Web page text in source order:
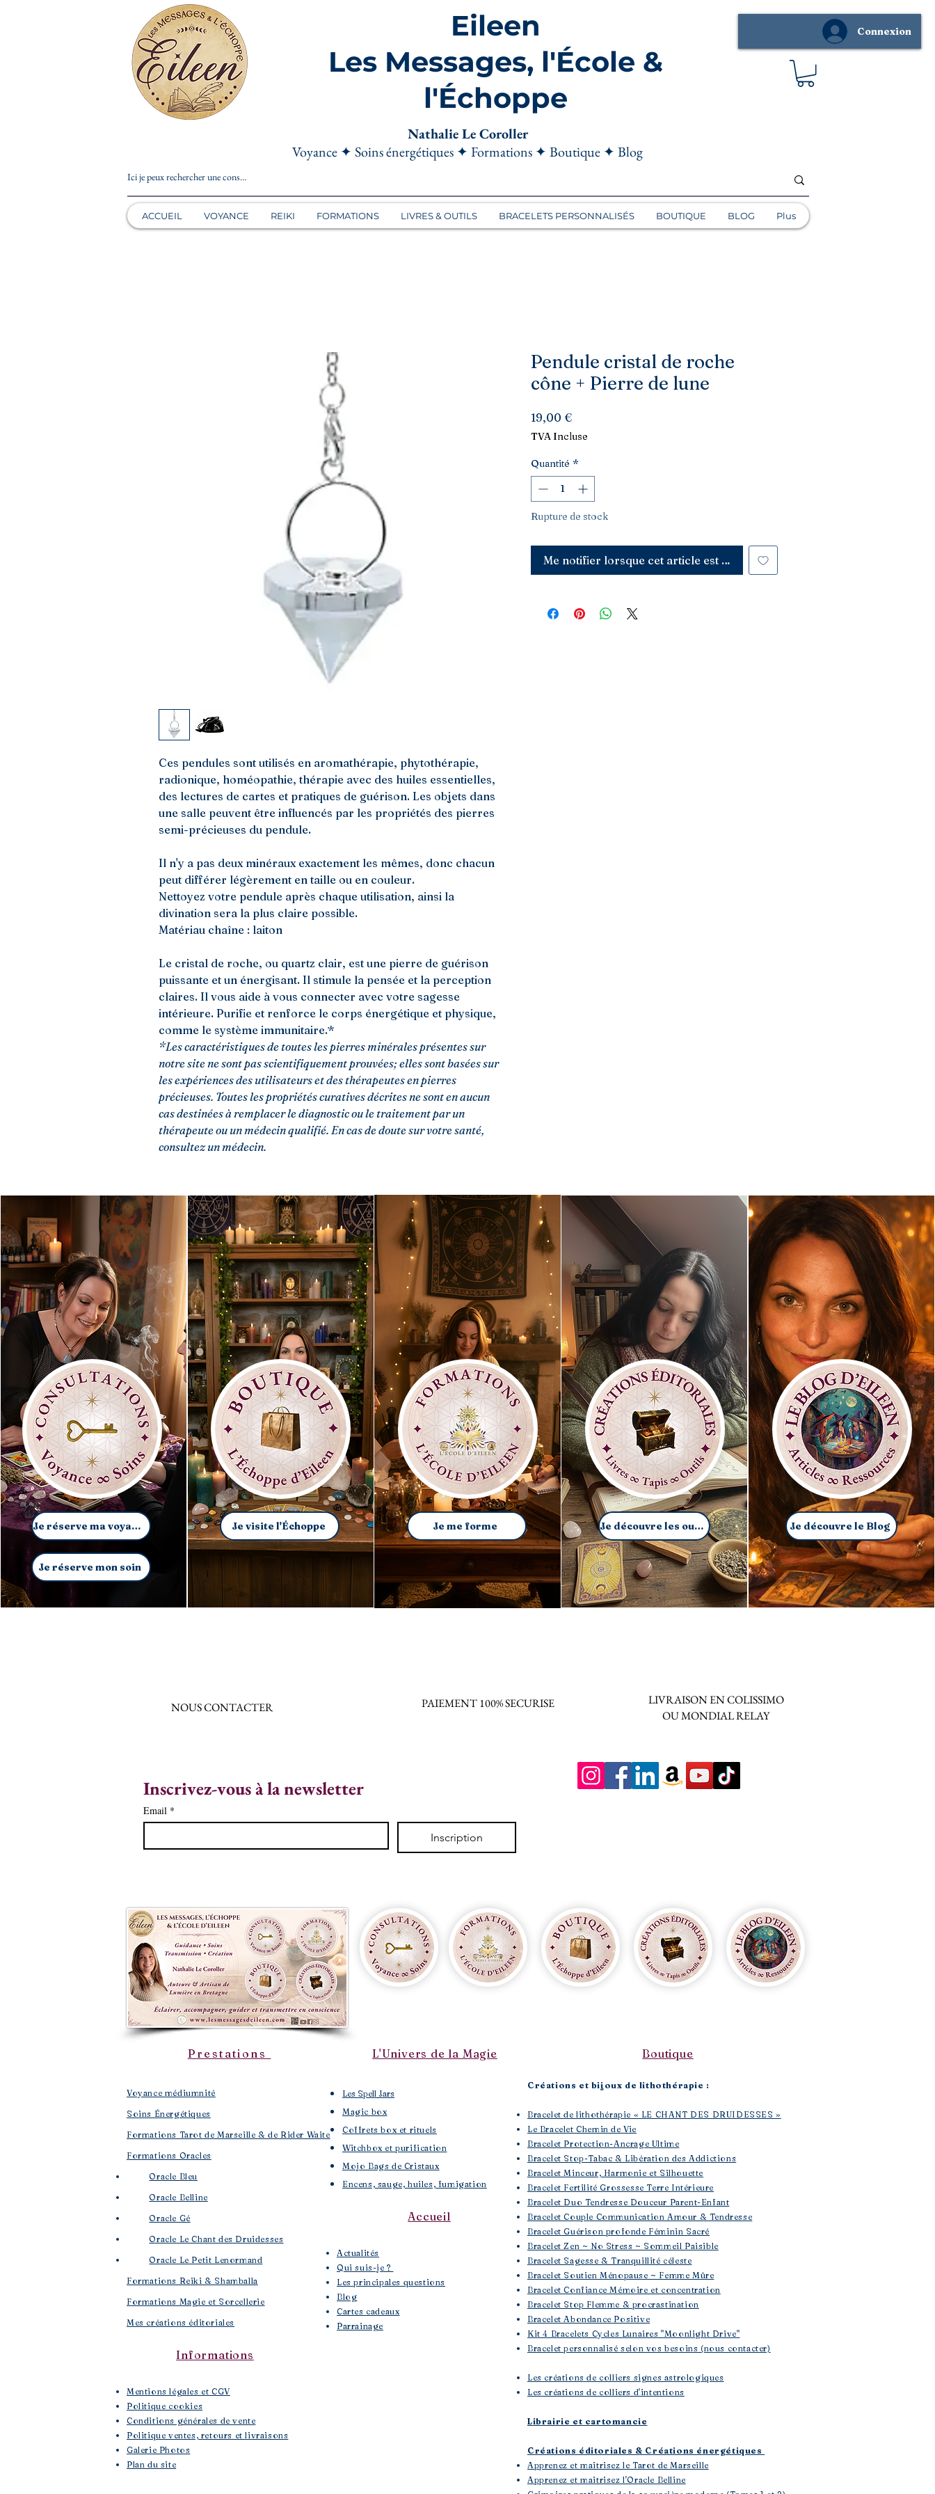
Connexion
Eileen
Les Messages, l'École &
l'Échoppe
Nathalie Le Coroller
Voyance ✦ Soins énergétiques ✦ Formations ✦ Boutique ✦ Blog
ACCUEIL VOYANCE REIKI FORMATIONS LIVRES & OUTILS BRACELETS PERSONNALISÉS BOUTIQUE BLOG Plus
Ces pendules sont utilisés en aromathérapie, phytothérapie,
radionique, homéopathie, thérapie avec des huiles essentielles,
des lectures de cartes et pratiques de guérison. Les objets dans
une salle peuvent être influencés par les propriétés des pierres
semi-précieuses du pendule.
Il n'y a pas deux minéraux exactement les mêmes, donc chacun
peut différer légèrement en taille ou en couleur.
Nettoyez votre pendule après chaque utilisation, ainsi la
divination sera la plus claire possible.
​Matériau chaîne : laiton
Le cristal de roche, ou quartz clair, est une pierre de guérison
puissante et un énergisant. Il stimule la pensée et la perception
claires. Il vous aide à vous connecter avec votre sagesse
intérieure. Purifie et renforce le corps énergétique et physique,
comme le système immunitaire.*
*Les caractéristiques de toutes les pierres minérales présentes sur
notre site ne sont pas scientifiquement prouvées; elles sont basées sur
les expériences des utilisateurs et des thérapeutes en pierres
précieuses. Toutes les propriétés curatives décrites ne sont en aucun
cas destinées à remplacer le diagnostic ou le traitement par un
thérapeute ou un médecin qualifié. En cas de doute sur votre santé,
consultez un médecin.
Pendule cristal de roche
cône + Pierre de lune
19,00 €Prix
TVA Incluse
Quantité *
Rupture de stock
Me notifier lorsque cet article est disponible
Je réserve ma voyance
Je réserve mon soin
Je visite l'Échoppe Je me forme Je découvre les outils Je découvre le Blog
NOUS CONTACTER PAIEMENT 100% SECURISE
LIVRAISON EN COLISSIMO
OU MONDIAL RELAY
Inscrivez-vous à la newsletter
Email *
Inscription
Prestations
Voyance médiumnité
Soins Énergétiques
Formations Tarot de Marseille & de Rider Waite
Formations Oracles
Oracle Bleu
Oracle Belline
Oracle Gé
​Oracle Le Chant des Druidesses​
Oracle Le Petit Lenormand​
Formations Reiki & Shamballa
Formations Magie et Sorcellerie
Mes créations éditoriales
L'Univers de la Magie
Les Spell Jars
Magic box
Coffrets box et rituels
Witchbox et purification
Mojo Bags de Cristaux
Encens, sauge, huiles, fumigation
Accueil
​Actualités
Qui suis-je ?
Les principales questions
Blog
Cartes cadeaux
Parrainage
Informations
Mentions légales et CGV
Politique cookies
Conditions générales de vente
Politique ventes, retours et livraisons
Galerie Photos
Plan du site
Boutique​
Créations et bijoux de lithothérapie :
Bracelet de lithothérapie « LE CHANT DES DRUIDESSES »
Le Bracelet Chemin de Vie
Bracelet Protection-Ancrage Ultime
Bracelet Stop-Tabac & Libération des Addictions
Bracelet Minceur, Harmonie et Silhouette
Bracelet Fertilité Grossesse Terre Intérieure
Bracelet Duo Tendresse Douceur Parent-Enfant
Bracelet Couple Communication Amour & Tendresse
Bracelet Guérison profonde Féminin Sacré
Bracelet Zen ~ No Stress ~ Sommeil Paisible
Bracelet Sagesse & Tranquillité céleste
Bracelet Soutien Ménopause ~ Femme Mûre
Bracelet Confiance Mémoire et concentration
Bracelet Stop Flemme & procrastination
Bracelet Abondance Positive
Kit 4 Bracelets Cycles Lunaires "Moonlight Drive"
Bracelet personnalisé selon vos besoins (nous contacter)
Les créations de colliers signes astrologiques
Les créations de colliers d'intentions
Librairie et cartomancie
Créations éditoriales & Créations énergétiques
Apprenez et maitrisez le Tarot de Marseille
Apprenez et maitrisez l'Oracle Belline